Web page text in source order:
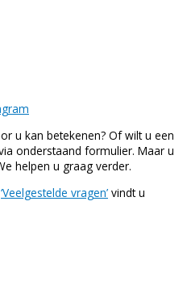
u kan betekenen? Of wilt u een
onderstaand formulier. Maar u
helpen u graag verder.
‘Veelgestelde vragen’ vindt u